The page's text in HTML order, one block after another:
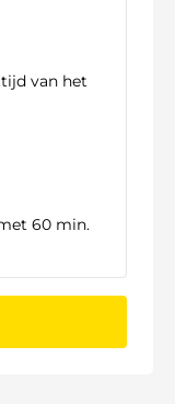
van het
60 min.